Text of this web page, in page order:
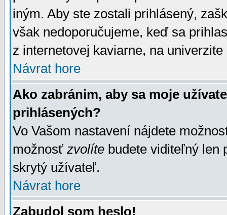
iným. Aby ste zostali prihlásený,
však nedoporučujeme, keď sa
z internetovej kaviarne, na univerzite
Návrat hore
Ako zabránim, aby sa moje
prihlásených?
Vo Vašom nastavení nájdete
možnosť zvolíte budete viditeľný len
skrytý užívateľ.
Návrat hore
Zabudol som heslo!